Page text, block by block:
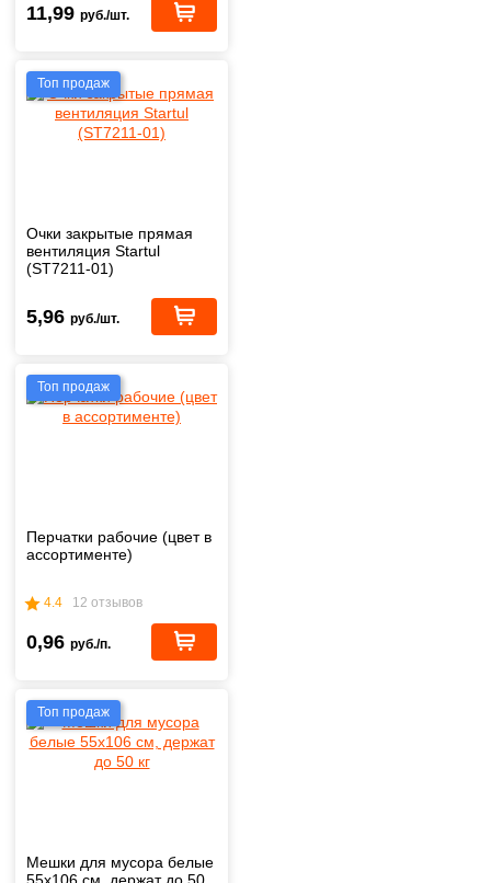
11,99 руб./шт.
Топ продаж
Очки закрытые прямая
вентиляция Startul
(ST7211-01)
5,96 руб./шт.
Топ продаж
Перчатки рабочие (цвет в
ассортименте)
4.4 12 отзывов
0,96 руб./п.
Топ продаж
Мешки для мусора белые
55х106 см, держат до 50